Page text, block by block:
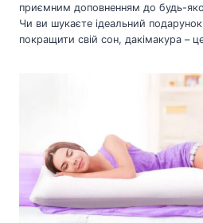
приємним доповненням до будь-
Чи ви шукаєте ідеальний
покращити свій сон, дакімакура –